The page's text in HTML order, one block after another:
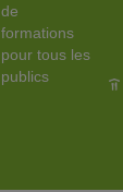
de
formations
pour tous les
publics